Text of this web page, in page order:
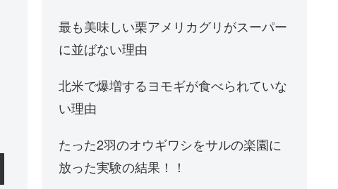
最も美味しい栗アメリカグリがスーパー
に並ばない理由
北米で爆増するヨモギが食べられていな
い理由
たった2羽のオウギワシをサルの楽園に
放った実験の結果！！